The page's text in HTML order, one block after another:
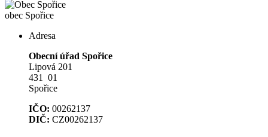
obec Spořice
Adresa
Obecní úřad Spořice
Lipová 201
431 01
Spořice
IČO: 00262137
DIČ: CZ00262137